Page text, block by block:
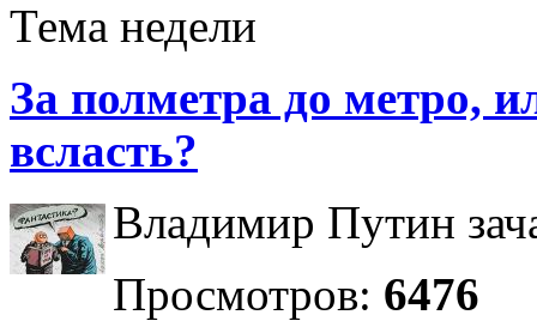
Тема недели
За полметра до метро,
всласть?
Владимир Путин
Просмотров: 6476